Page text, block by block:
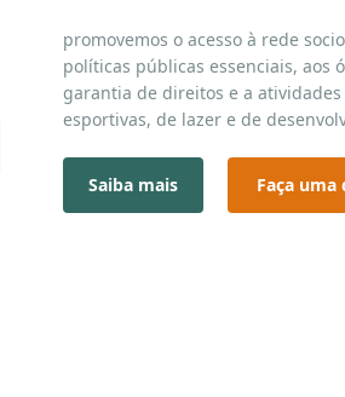
promovemos o acesso à rede
políticas públicas essenciais, aos
garantia de direitos e a
esportivas, de lazer e de
vivências, os interesses e as
pessoa atendida.
Saiba mais Faça uma